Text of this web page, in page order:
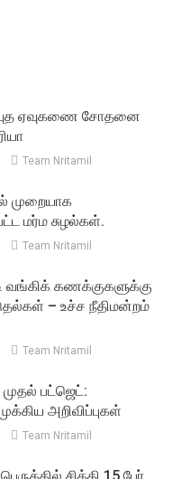
ஏவுகணை சோதனை
Team Nritamil
முறையாக
மர்ம சுழல்கள்.
Team Nritamil
வங்கிக் கணக்குகளுக்கு
– உச்ச நீதிமன்றம்
Team Nritamil
பட்ஜெட்:
அறிவிப்புகள்
Team Nritamil